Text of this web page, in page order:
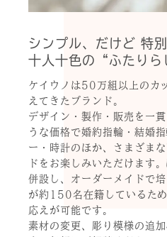
シンプル、だけど 特別
十人十色の“ふたりら
ケイウノは50万組以上のカ
えてきたブランド。
デザイン・製作・販売を一
うな価格で婚約指輪・結婚
ー・時計のほか、さまざま
ドをお楽しみいただけます
併設し、オーダーメイドで
が約150名在籍しているた
応えが可能です。
素材の変更、彫り模様の追